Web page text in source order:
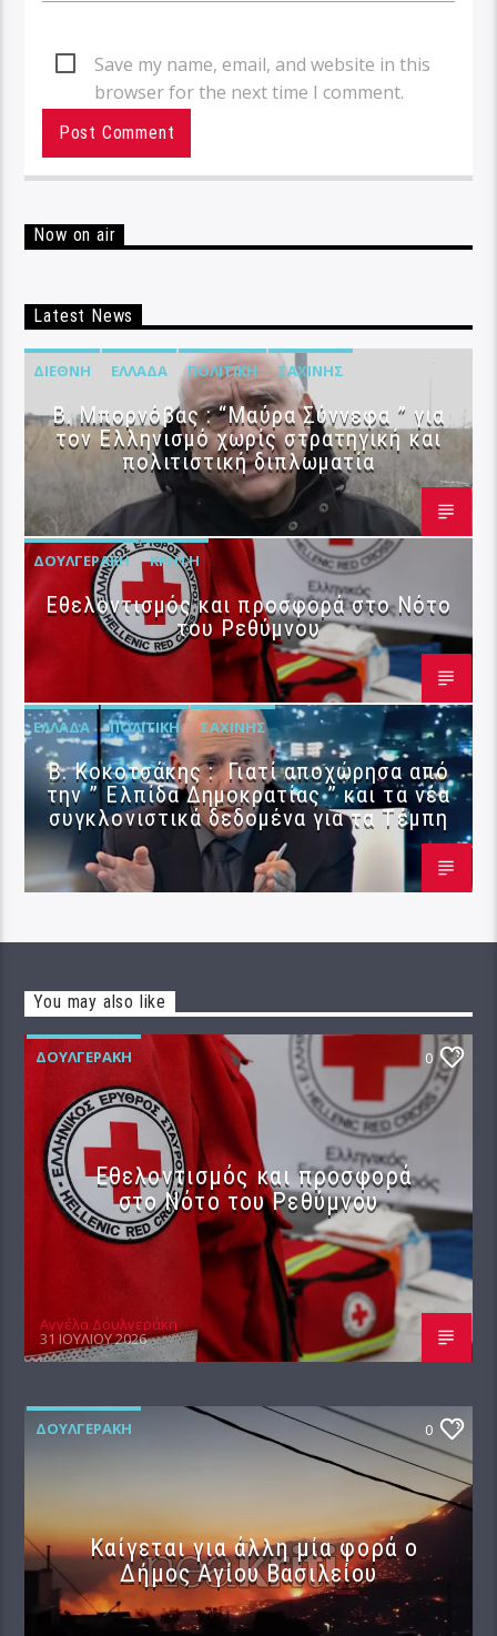
Save my name, email, and website in this
browser for the next time I comment.
Now on air
Latest News
ΔΙΕΘΝΉ ΕΛΛΆΔΑ ΠΟΛΙΤΙΚΉ ΣΑΧΊΝΗΣ
B. Μπορνόβας : “Μαύρα Σύννεφα ” για
τον Ελληνισμό χωρίς στρατηγική και
πολιτιστική διπλωματία
ΔΟΥΛΓΕΡΆΚΗ ΚΡΉΤΗ
Εθελοντισμός και προσφορά στο Νότο
του Ρεθύμνου
ΕΛΛΆΔΑ ΠΟΛΙΤΙΚΉ ΣΑΧΊΝΗΣ
Β. Κοκοτσάκης : Γιατί αποχώρησα από
την ” Ελπίδα Δημοκρατίας ” και τα νέα
συγκλονιστικά δεδομένα για τα Τέμπη
You may also like
ΔΟΥΛΓΕΡΆΚΗ 0
Εθελοντισμός και προσφορά
στο Νότο του Ρεθύμνου
Αγγέλα Δουλγεράκη
31 ΙΟΥΛΊΟΥ 2026
ΔΟΥΛΓΕΡΆΚΗ 0
Καίγεται για άλλη μία φορά ο
Δήμος Αγίου Βασιλείου